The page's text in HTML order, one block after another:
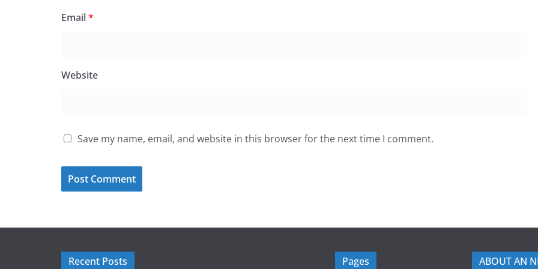
Email*
Website
Save my name, email, and website in this browser for the next time I comment.
Recent Posts Pages ABOUT AN